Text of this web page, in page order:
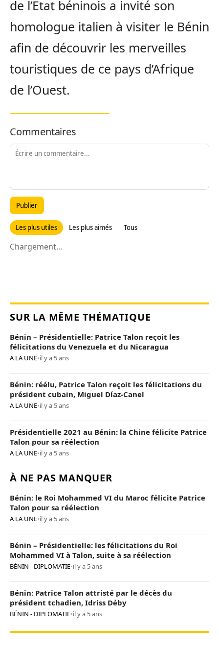
de l’Etat béninois a invité son
homologue italien à visiter le Bénin
afin de découvrir les merveilles
touristiques de ce pays d’Afrique
de l’Ouest.
Commentaires
Publier
Les plus utiles Les plus aimés Tous
Chargement...
SUR LA MÊME THÉMATIQUE
Bénin – Présidentielle: Patrice Talon reçoit les
félicitations du Venezuela et du Nicaragua
A LA UNE•il y a 5 ans
Bénin: réélu, Patrice Talon reçoit les félicitations du
président cubain, Miguel Díaz-Canel
A LA UNE•il y a 5 ans
Présidentielle 2021 au Bénin: la Chine félicite Patrice
Talon pour sa réélection
A LA UNE•il y a 5 ans
À NE PAS MANQUER
Bénin: le Roi Mohammed VI du Maroc félicite Patrice
Talon pour sa réélection
A LA UNE•il y a 5 ans
Bénin – Présidentielle: les félicitations du Roi
Mohammed VI à Talon, suite à sa réélection
BÉNIN - DIPLOMATIE•il y a 5 ans
Bénin: Patrice Talon attristé par le décès du
président tchadien, Idriss Déby
BÉNIN - DIPLOMATIE•il y a 5 ans